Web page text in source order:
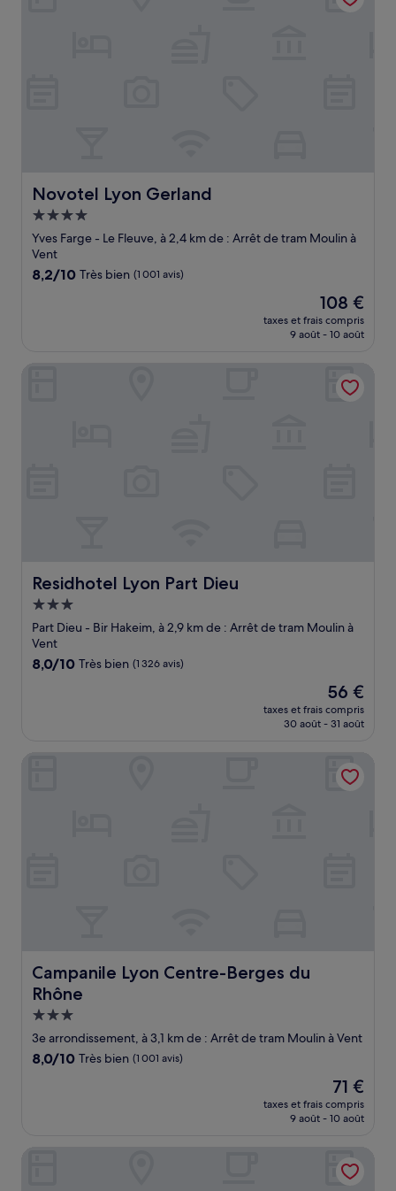
Novotel Lyon Gerland
Novotel Lyon Gerland
Hébergement
4.0 étoiles
Yves Farge - Le Fleuve, à 2,4 km de : Arrêt de tram Moulin à
Vent
8.2
8,2/10 Très bien (1 001 avis)
Le
nouveau
prix
de
108 €
108 €
taxes et frais compris
9 août - 10 août
Residhotel Lyon Part Dieu
Residhotel Lyon Part Dieu
Hébergement
3.0 étoiles
Part Dieu - Bir Hakeim, à 2,9 km de : Arrêt de tram Moulin à
Vent
8.0
8,0/10 Très bien (1 326 avis)
Le
nouveau
prix
de
56 €
56 €
taxes et frais compris
30 août - 31 août
Campanile Lyon Centre-Berges du
Rhône
Campanile Lyon Centre-Berges du Rhône
Hébergement
3.0 étoiles
3e arrondissement, à 3,1 km de : Arrêt de tram Moulin à Vent
8.0
8,0/10 Très bien (1 001 avis)
Le
nouveau
prix
de
71 €
71 €
taxes et frais compris
9 août - 10 août
Appart'hôtel Odalys City - Lyon Centre Confluence